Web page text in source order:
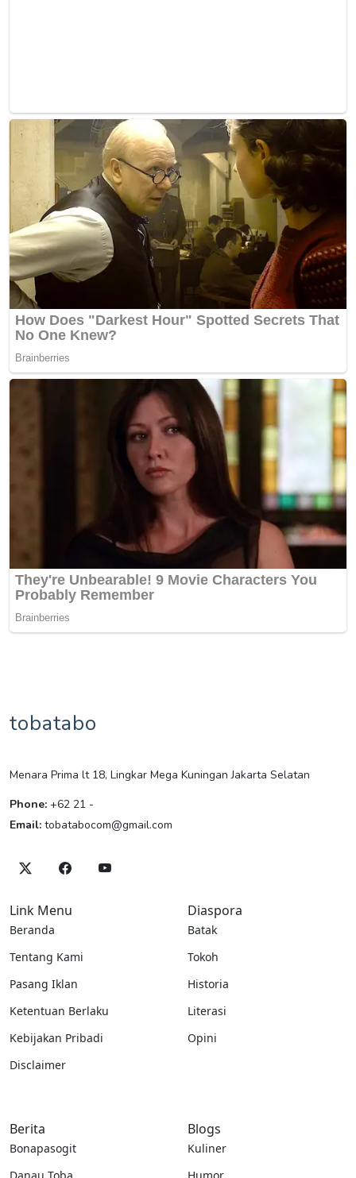
tobatabo
Menara Prima lt 18, Lingkar Mega Kuningan Jakarta Selatan
Phone: +62 21 -
Email: tobatabocom@gmail.com
Link Menu
Beranda
Tentang Kami
Pasang Iklan
Ketentuan Berlaku
Kebijakan Pribadi
Disclaimer
Diaspora
Batak
Tokoh
Historia
Literasi
Opini
Berita
Bonapasogit
Blogs
Kuliner